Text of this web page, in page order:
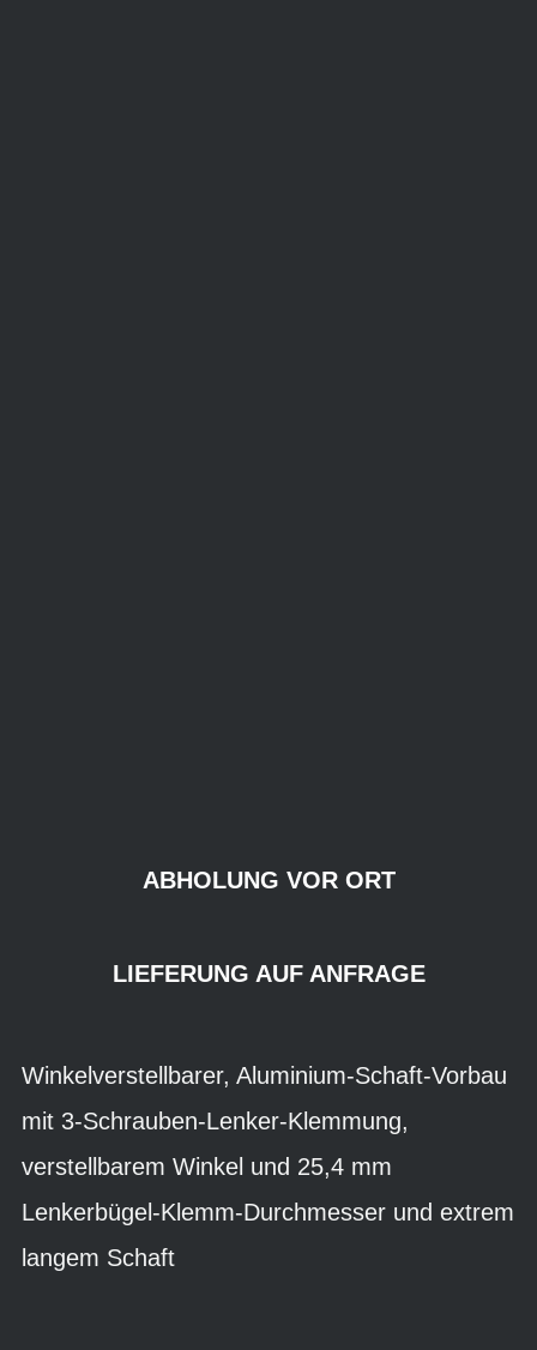
ABHOLUNG VOR ORT
LIEFERUNG AUF ANFRAGE
Winkelverstellbarer, Aluminium-Schaft-Vorbau
mit 3-Schrauben-Lenker-Klemmung,
verstellbarem Winkel und 25,4 mm
Lenkerbügel-Klemm-Durchmesser und extrem
langem Schaft